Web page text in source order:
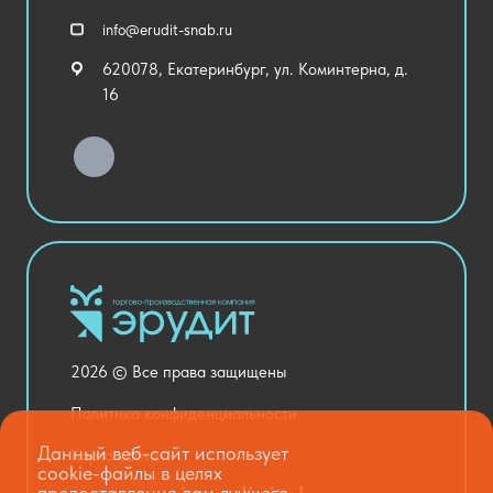
Спортивный зал
Уличное оборудование
Хозяйственные Товары
Столовая и пищеблок
Оснащение кабинетов
Медицинский кабинет
Национальные проекты
info@erudit-snab.ru
620078, Екатеринбург, ул. Коминтерна, д.
16
2026 © Все права защищены
Политика конфиденциальности
Карта сайта
Данный веб-сайт использует
cookie-файлы в целях